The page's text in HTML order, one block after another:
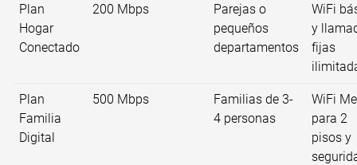
Plan
Hogar
Conectado
200 Mbps
Parejas o
pequeños
departamentos
WiFi
y
fijas
Plan
Familia
Digital
500 Mbps
Familias de 3-
4 personas
WiFi
para 2
pisos y